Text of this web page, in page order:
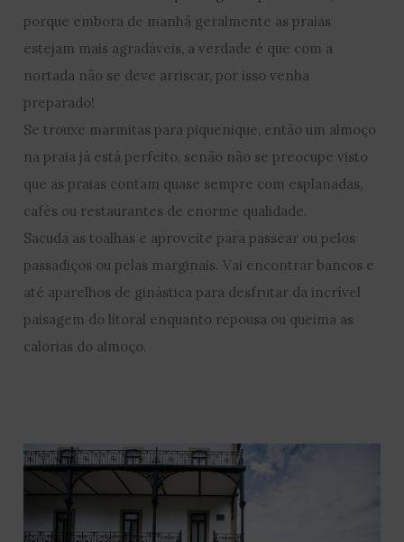
porque embora de manhã geralmente as praias
estejam mais agradáveis, a verdade é que com a
nortada não se deve arriscar, por isso venha
preparado!
Se trouxe marmitas para piquenique, então um almoço
na praia já está perfeito, senão não se preocupe visto
que as praias contam quase sempre com esplanadas,
cafés ou restaurantes de enorme qualidade.
Sacuda as toalhas e aproveite para passear ou pelos
passadiços ou pelas marginais. Vai encontrar bancos e
até aparelhos de ginástica para desfrutar da incrível
paisagem do litoral enquanto repousa ou queima as
calorias do almoço.